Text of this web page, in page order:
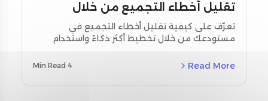
تقليل أخطاء التجميع من خلال
تحسين التخطيط واستخدام أدوات
المسح
تعرّف على كيفية تقليل أخطاء التجميع في
مستودعك من خلال تخطيط أكثر ذكاءً واستخدام
مخصصة لمنطقة الشرق الأوسط وشمال أفريقيا
المستودعات من أومنيفل (Omniful WMS).
Read More
4 Min Read